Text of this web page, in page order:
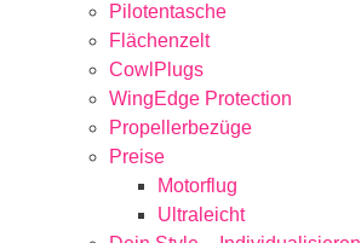
Pilotentasche
Flächenzelt
CowlPlugs
WingEdge Protection
Propellerbezüge
Preise
Motorflug
Ultraleicht